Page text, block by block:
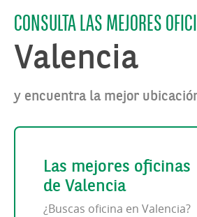
CONSULTA LAS MEJORES
Valencia
y encuentra la mejor
Las mejores oficinas
de Valencia
¿Buscas oficina en Valencia?